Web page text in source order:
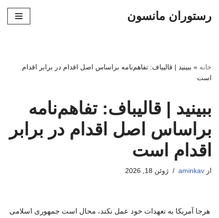
رستوران مانسون
خانه » ببینید | قالیباف: تفاهم‌نامه براساس اصل اقدام در برابر اقدام
است
ببینید | قالیباف: تفاهم‌نامه
براساس اصل اقدام در برابر
اقدام است
از aminkav ژوئن 18, 2026
هرجا آمریکا به تعهدات خود عمل نکند، محال است جمهوری اسلامی